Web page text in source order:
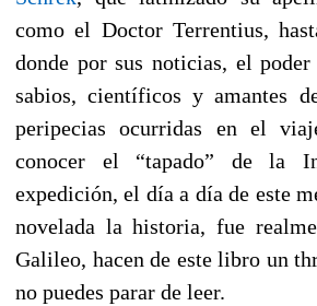
como el Doctor Terrentius,
donde por sus noticias, el poder
sabios, científicos y amantes
peripecias ocurridas en el
conocer el “tapado” de la
expedición, el día a día de este
novelada la historia, fue
Galileo, hacen de este libro un
no puedes parar de leer.